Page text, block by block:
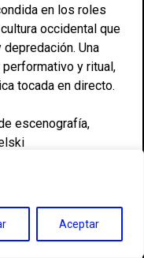
Aceptar
en los roles
occidental que
Una
y ritual,
tocada en directo.
escenografía,
Kabanow